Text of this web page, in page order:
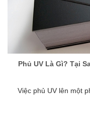
Phủ UV Là Gì? Tại
Việc phủ UV lên một